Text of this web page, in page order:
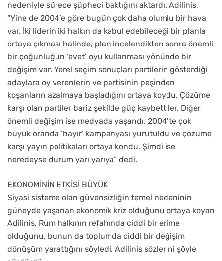
nedeniyle sürece şüpheci baktığını aktardı. Adilinis,
“Yine de 2004’e göre bugün çok daha olumlu bir hava
var. İki liderin iki halkın da kabul edebileceği bir planla
ortaya çıkması halinde, plan incelendikten sonra önemli
bir çoğunluğun ‘evet’ oyu kullanması yönünde bir
değişim var. Yerel seçim sonuçları partilerin gösterdiği
adaylara oy verenlerin ve partisinin peşinden
koşanların azalmaya başladığını ortaya koydu. Çözüme
karşı olan partiler bariz şekilde güç kaybettiler. Diğer
önemli değişim ise medyada yaşandı. 2004’te çok
büyük oranda ‘hayır’ kampanyası yürütüldü ve çözüme
karşı yayın politikaları ortaya kondu. Şimdi ise
neredeyse durum yarı yarıya” dedi.
EKONOMİNİN ETKİSİ BÜYÜK
Siyasi sisteme olan güvensizliğin temel nedeninin
güneyde yaşanan ekonomik kriz olduğunu ortaya koyan
Adilinis, Rum halkının refahında ciddi bir erime
olduğunu, bunun da toplumda ciddi bir değişim
dönüşüm yarattığını söyledi. Adilinis sözlerini şöyle